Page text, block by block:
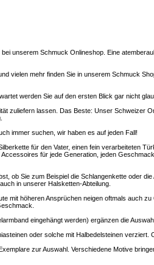
unserem Schmuck Onlineshop. Eine
vielen mehr finden Sie in unserem Schmuck
werden Sie auf den ersten Blick gar nicht
zuliefern lassen. Das Beste: Unser Schweizer
immer suchen, wir haben es auf jeden Fall!
für den Vater, einen fein verarbeiteten
für jede Generation, jeden
ob Sie zum Beispiel die Schlangenkette oder
in unserer Halsketten-Abteilung.
mit höheren Ansprüchen neigen oftmals auch
eingehängt werden) ergänzen die
oder solche mit Halbedelsteinen verziert.
zur Auswahl. Verschiedene Motive